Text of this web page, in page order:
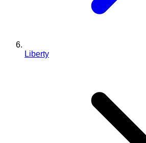
Liberty